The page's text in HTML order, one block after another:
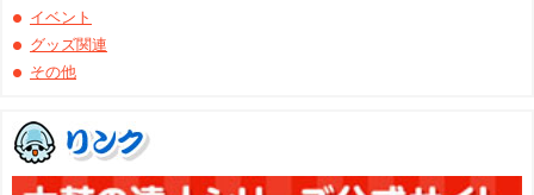
イベント
グッズ関連
その他